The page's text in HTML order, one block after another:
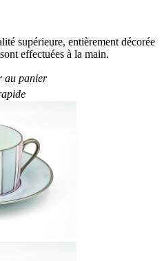
supérieure, entièrement décorée
effectuées à la main.
au panier